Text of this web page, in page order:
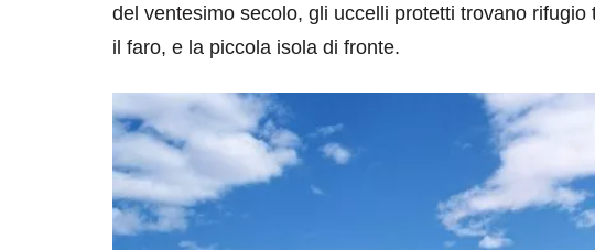
del ventesimo secolo, gli uccelli protetti trovano rifugio
il faro, e la piccola isola di fronte.